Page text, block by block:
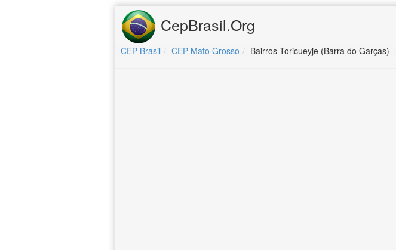
CepBrasil.Org
CEP Brasil CEP Mato Grosso Bairros Toricueyje (Barra do Garças)